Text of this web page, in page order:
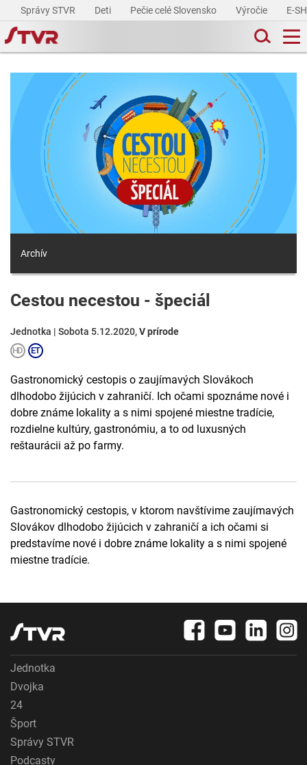
Správy STVR Deti Pečie celé Slovensko Výročie E-
Archív
Cestou necestou - špeciál
Jednotka | Sobota 5.12.2020,V prírode
Gastronomický cestopis o zaujímavých Slovákoch
dlhodobo žijúcich v zahraničí. Ich očami spoznáme nové i
dobre známe lokality a s nimi spojené miestne tradície,
rozdielne kultúry, gastronómiu, a to od luxusných
reštaurácii až po farmy.
Gastronomický cestopis, v ktorom navštívime zaujímavých
Slovákov dlhodobo žijúcich v zahraničí a ich očami si
predstavíme nové i dobre známe lokality a s nimi spojené
miestne tradície.
Jednotka
Dvojka
24
Šport
Správy STVR
Podcasty